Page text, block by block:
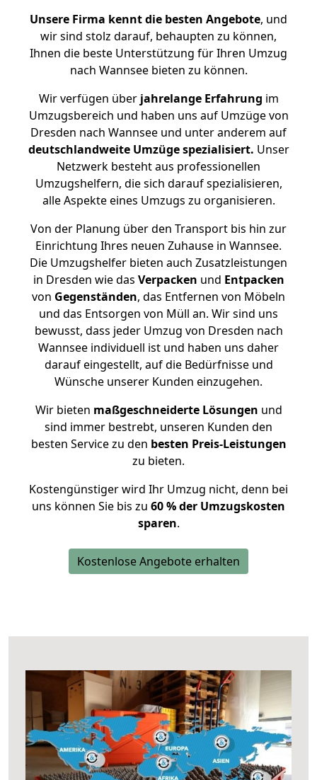
Unsere Firma kennt die besten Angebote, und
wir sind stolz darauf, behaupten zu können,
Ihnen die beste Unterstützung für Ihren Umzug
nach Wannsee bieten zu können.
Wir verfügen überjahrelange Erfahrung im
Umzugsbereich und haben uns auf Umzüge von
Dresden nach Wannsee und unter anderem auf
deutschlandweite Umzüge spezialisiert. Unser
Netzwerk besteht aus professionellen
Umzugshelfern, die sich darauf spezialisieren,
alle Aspekte eines Umzugs zu organisieren.
Von der Planung über den Transport bis hin zur
Einrichtung Ihres neuen Zuhause in Wannsee.
Die Umzugshelfer bieten auch Zusatzleistungen
in Dresden wie das Verpacken und Entpacken
von Gegenständen, das Entfernen von Möbeln
und das Entsorgen von Müll an. Wir sind uns
bewusst, dass jeder Umzug von Dresden nach
Wannsee individuell ist und haben uns daher
darauf eingestellt, auf die Bedürfnisse und
Wünsche unserer Kunden einzugehen.
Wir bieten maßgeschneiderte Lösungen und
sind immer bestrebt, unseren Kunden den
besten Service zu den besten Preis-Leistungen
zu bieten.
Kostengünstiger wird Ihr Umzug nicht, denn bei
uns können Sie bis zu 60 % der Umzugskosten
sparen.
Kostenlose Angebote erhalten